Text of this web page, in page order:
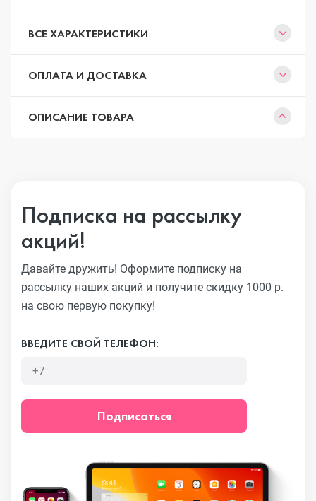
ВСЕ ХАРАКТЕРИСТИКИ
ОПЛАТА И ДОСТАВКА
ОПИСАНИЕ ТОВАРА
Подписка на рассылку
акций!
Давайте дружить! Оформите подписку на
рассылку наших акций и получите скидку 1000 р.
на свою первую покупку!
ВВЕДИТЕ СВОЙ ТЕЛЕФОН:
Подписаться